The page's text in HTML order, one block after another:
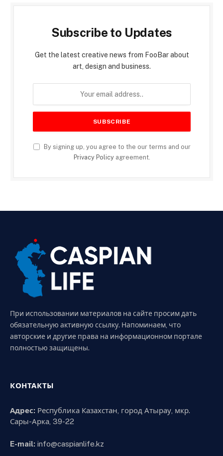
Subscribe to Updates
Get the latest creative news from FooBar about
art, design and business.
By signing up, you agree to the our terms and our
Privacy Policyagreement.
При использовании материалов на сайте просим дать
обязательную активную ссылку. Напоминаем, что
авторские и другие права на информационном портале
полностью защищены.
КОНТАКТЫ
Адрес: Республика Казахстан, город Атырау, мкр.
Сары-Арка, 39-22
E-mail: info@caspianlife.kz